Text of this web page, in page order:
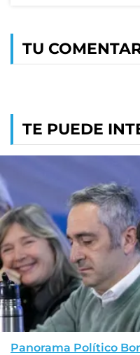
TU
TE PUEDE
Panorama Político